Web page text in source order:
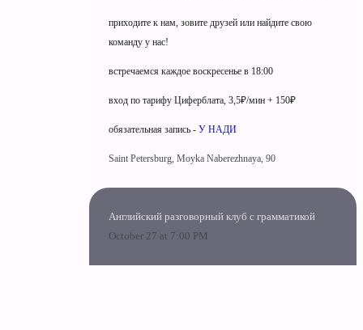
приходите к нам, зовите друзей или найдите свою
команду у нас!
встречаемся каждое воскресенье в 18:00
вход по тарифу Циферблата, 3,5₽/мин + 150₽
обязательная запись - У НАДИ
Saint Petersburg, Moyka Naberezhnaya, 90
Английский разговорный клуб с грамматикой
October 27 at 7:00 PM